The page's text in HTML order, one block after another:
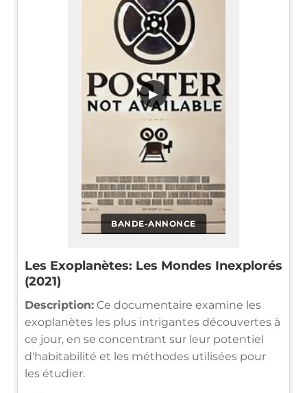
BANDE-ANNONCE
▶
Les Exoplanètes: Les Mondes Inexplorés
(2021)
Description: Ce documentaire examine les
exoplanètes les plus intrigantes découvertes à
ce jour, en se concentrant sur leur potentiel
d'habitabilité et les méthodes utilisées pour
les étudier.